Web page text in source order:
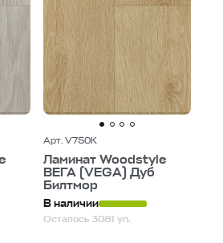
Арт. V750K
Ламинат Woodstyle
ВЕГА (VEGA) Дуб
Билтмор
В наличии
Осталось 3081 уп.